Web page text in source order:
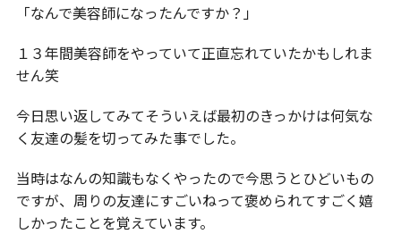
「なんで美容師になったんですか？」
１３年間美容師をやっていて正直忘れていたかもしれま
せん笑
今日思い返してみてそういえば最初のきっかけは何気な
く友達の髪を切ってみた事でした。
当時はなんの知識もなくやったので今思うとひどいもの
ですが、周りの友達にすごいねって褒められてすごく嬉
しかったことを覚えています。